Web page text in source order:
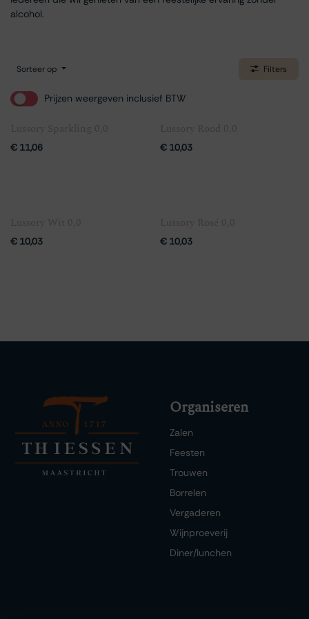
alcohol.
Sorteer op Filters
Prijzen weergeven inclusief BTW
€ 11,06 € 10,03
€ 10,03 € 10,03
Organiseren
Zalen
Feesten
Trouwen
Borrelen
Vergaderen
Wijnproeverij
Diner/lunchen